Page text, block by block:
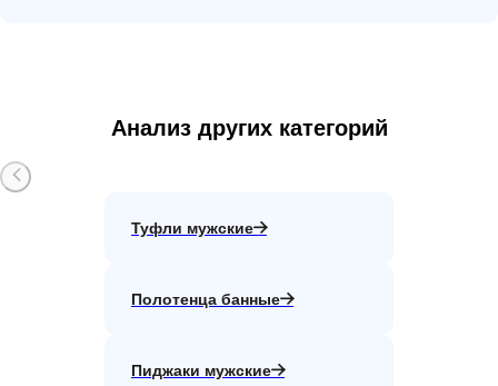
Анализ других категорий
Туфли мужские
Полотенца банные
Пиджаки мужские